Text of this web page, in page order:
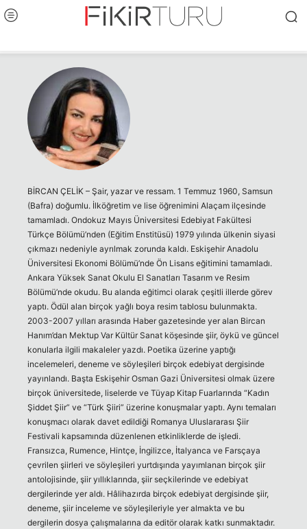
BİRCAN ÇELİK – Şair, yazar ve ressam. 1 Temmuz 1960, Samsun
(Bafra) doğumlu. İlköğretim ve lise öğrenimini Alaçam ilçesinde
tamamladı. Ondokuz Mayıs Üniversitesi Edebiyat Fakültesi
Türkçe Bölümü’nden (Eğitim Enstitüsü) 1979 yılında ülkenin siyasi
çıkmazı nedeniyle ayrılmak zorunda kaldı. Eskişehir Anadolu
Üniversitesi Ekonomi Bölümü’nde Ön Lisans eğitimini tamamladı.
Ankara Yüksek Sanat Okulu El Sanatları Tasarım ve Resim
Bölümü’nde okudu. Bu alanda eğitimci olarak çeşitli illerde görev
yaptı. Ödül alan birçok yağlı boya resim tablosu bulunmakta.
2003-2007 yılları arasında Haber gazetesinde yer alan Bircan
Hanım’dan Mektup Var Kültür Sanat köşesinde şiir, öykü ve güncel
konularla ilgili makaleler yazdı. Poetika üzerine yaptığı
incelemeleri, deneme ve söyleşileri birçok edebiyat dergisinde
yayınlandı. Başta Eskişehir Osman Gazi Üniversitesi olmak üzere
birçok üniversitede, liselerde ve Tüyap Kitap Fuarlarında “Kadın
Şiddet Şiir” ve “Türk Şiiri” üzerine konuşmalar yaptı. Aynı temaları
konuşmacı olarak davet edildiği Romanya Uluslararası Şiir
Festivali kapsamında düzenlenen etkinliklerde de işledi.
Fransızca, Rumence, Hintçe, İngilizce, İtalyanca ve Farsçaya
çevrilen şiirleri ve söyleşileri yurtdışında yayımlanan birçok şiir
antolojisinde, şiir yıllıklarında, şiir seçkilerinde ve edebiyat
dergilerinde yer aldı. Hâlihazırda birçok edebiyat dergisinde şiir,
deneme, şiir inceleme ve söyleşileriyle yer almakta ve bu
dergilerin dosya çalışmalarına da editör olarak katkı sunmaktadır.